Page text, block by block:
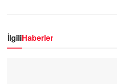
İlgiliHaberler